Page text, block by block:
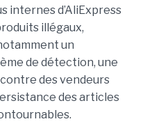
internes d’AliExpress
illégaux,
un
de détection, une
des vendeurs
des articles